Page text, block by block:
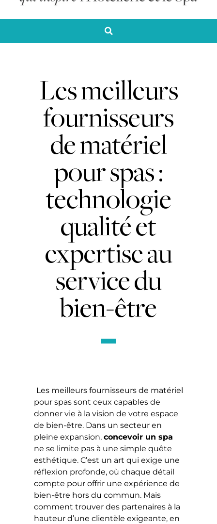
Les meilleurs
fournisseurs
de matériel
pour spas :
technologie
qualité et
expertise au
service du
bien-être
Les meilleurs fournisseurs de matériel
pour spas sont ceux capables de
donner vie à la vision de votre espace
de bien-être. Dans un secteur en
pleine expansion, concevoir un spa
ne se limite pas à une simple quête
esthétique. C’est un art qui exige une
réflexion profonde, où chaque détail
compte pour offrir une expérience de
bien-être hors du commun. Mais
comment trouver des partenaires à la
hauteur d’une clientèle exigeante, en